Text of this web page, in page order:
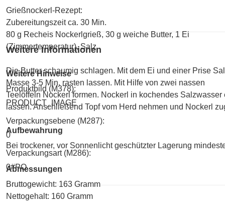
Grießnockerl-Rezept:
Zubereitungszeit ca. 30 Min.
80 g Recheis Nockerlgrieß, 30 g weiche Butter, 1 Ei
(Zimmertemperatur), Salz
Die Butter schaumig schlagen. Mit dem Ei und einer Prise
Masse 3-5 Min. rasten lassen. Mit Hilfe von zwei nassen
Teelöffeln Nockerl formen. Nockerl in kochendes
lassen. Anschließend Topf vom Herd nehmen und Nockerl
Aufbewahrung
Bei trockener, vor Sonnenlicht geschützter Lagerung
Abmessungen
Bruttogewicht: 163 Gramm
Nettogehalt: 160 Gramm
Weitere Informationen
Weitere Hinweise
Produktbild (M378):
PRODUCT_IMAGE
Verpackungsebene (M287):
0
Verpackungsart (M286):
0#PO